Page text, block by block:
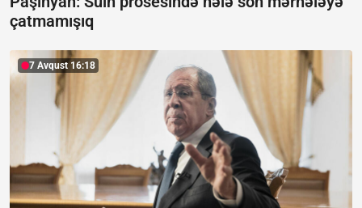
çatmamışıq
7 Avqust 16:18